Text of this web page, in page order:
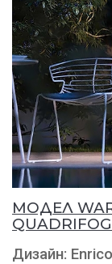
МОДЕЛ
Дизайн: